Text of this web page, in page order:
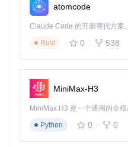
# 检查Docker Compose版本
2. 获取项目代码
操作目的
：克隆NOFX源代
git clone https://
atomcode
Rust
0 538
MiniMax-H3
Python
0 0